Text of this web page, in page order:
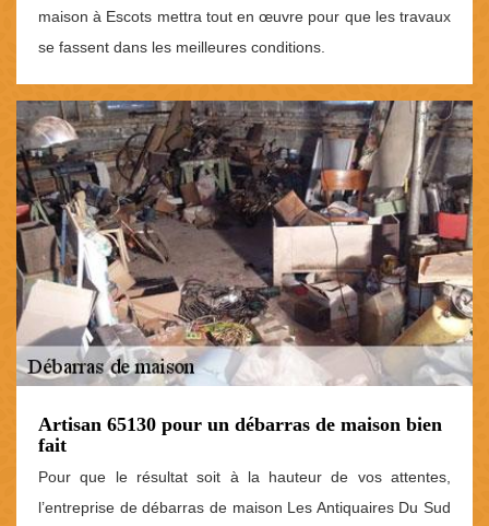
maison à Escots mettra tout en œuvre pour que les travaux
se fassent dans les meilleures conditions.
Artisan 65130 pour un débarras de maison bien
fait
Pour que le résultat soit à la hauteur de vos attentes,
l’entreprise de débarras de maison Les Antiquaires Du Sud